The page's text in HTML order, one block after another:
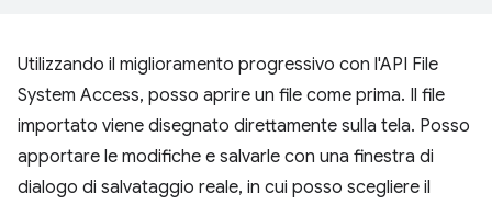
Utilizzando il miglioramento progressivo con l'API File
System Access, posso aprire un file come prima. Il file
importato viene disegnato direttamente sulla tela. Posso
apportare le modifiche e salvarle con una finestra di
dialogo di salvataggio reale, in cui posso scegliere il